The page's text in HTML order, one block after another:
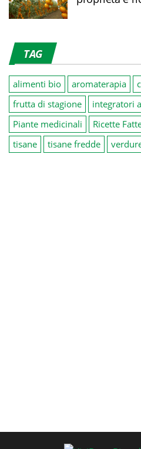
TAG
alimenti bio aromaterapia
frutta di stagione
integratori
Piante medicinali
Ricette
tisane
tisane fredde